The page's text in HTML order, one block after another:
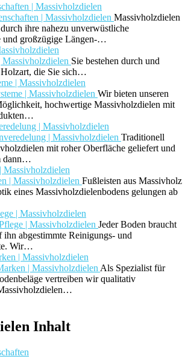
| Massivholzdielen
Massivholzdielen
ihre nahezu unverwüstliche
und großzügige Längen-…
Sie bestehen durch und
Holzart, die Sie sich…
| Massivholzdielen
Wir bieten unseren
hochwertige Massivholzdielen mit
| Massivholzdielen
Traditionell
mit roher Oberfläche geliefert und
dann…
Massivholzdielen
Fußleisten aus Massivholz
eines Massivholzdielenbodens gelungen ab
| Massivholzdielen
Jeder Boden braucht
abgestimmte Reinigungs- und
Wir…
| Massivholzdielen
Als Spezialist für
vertreiben wir qualitativ
Inhalt